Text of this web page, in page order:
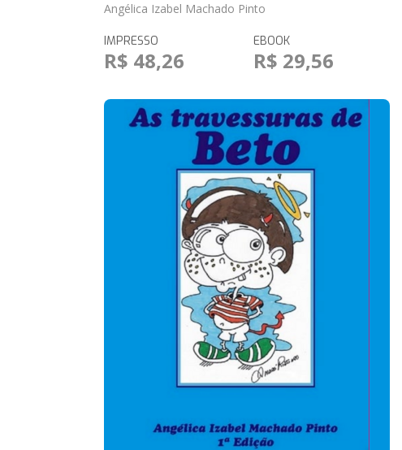
Angélica Izabel Machado Pinto
IMPRESSO
R$ 48,26
EBOOK
R$ 29,56